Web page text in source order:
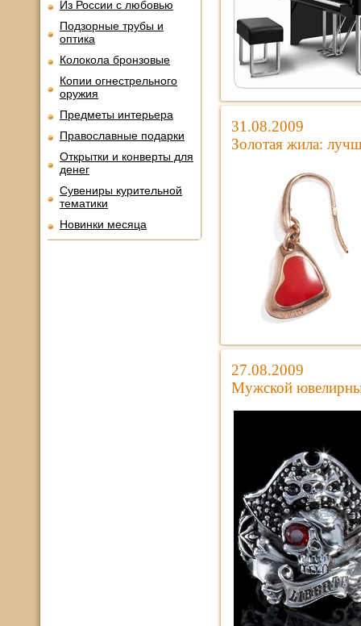
Из России с любовью
Подзорные трубы и
оптика
Колокола бронзовые
Копии огнестрельного
оружия
Предметы интерьера
Православные подарки
Открытки и конверты для
денег
Сувениры курительной
тематики
Новинки месяца
31.08.2009
Золотая жила:
27.08.2009
Мужской